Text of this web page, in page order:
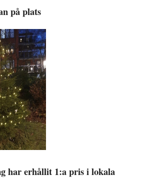
på plats
har erhållit 1:a pris i lokala